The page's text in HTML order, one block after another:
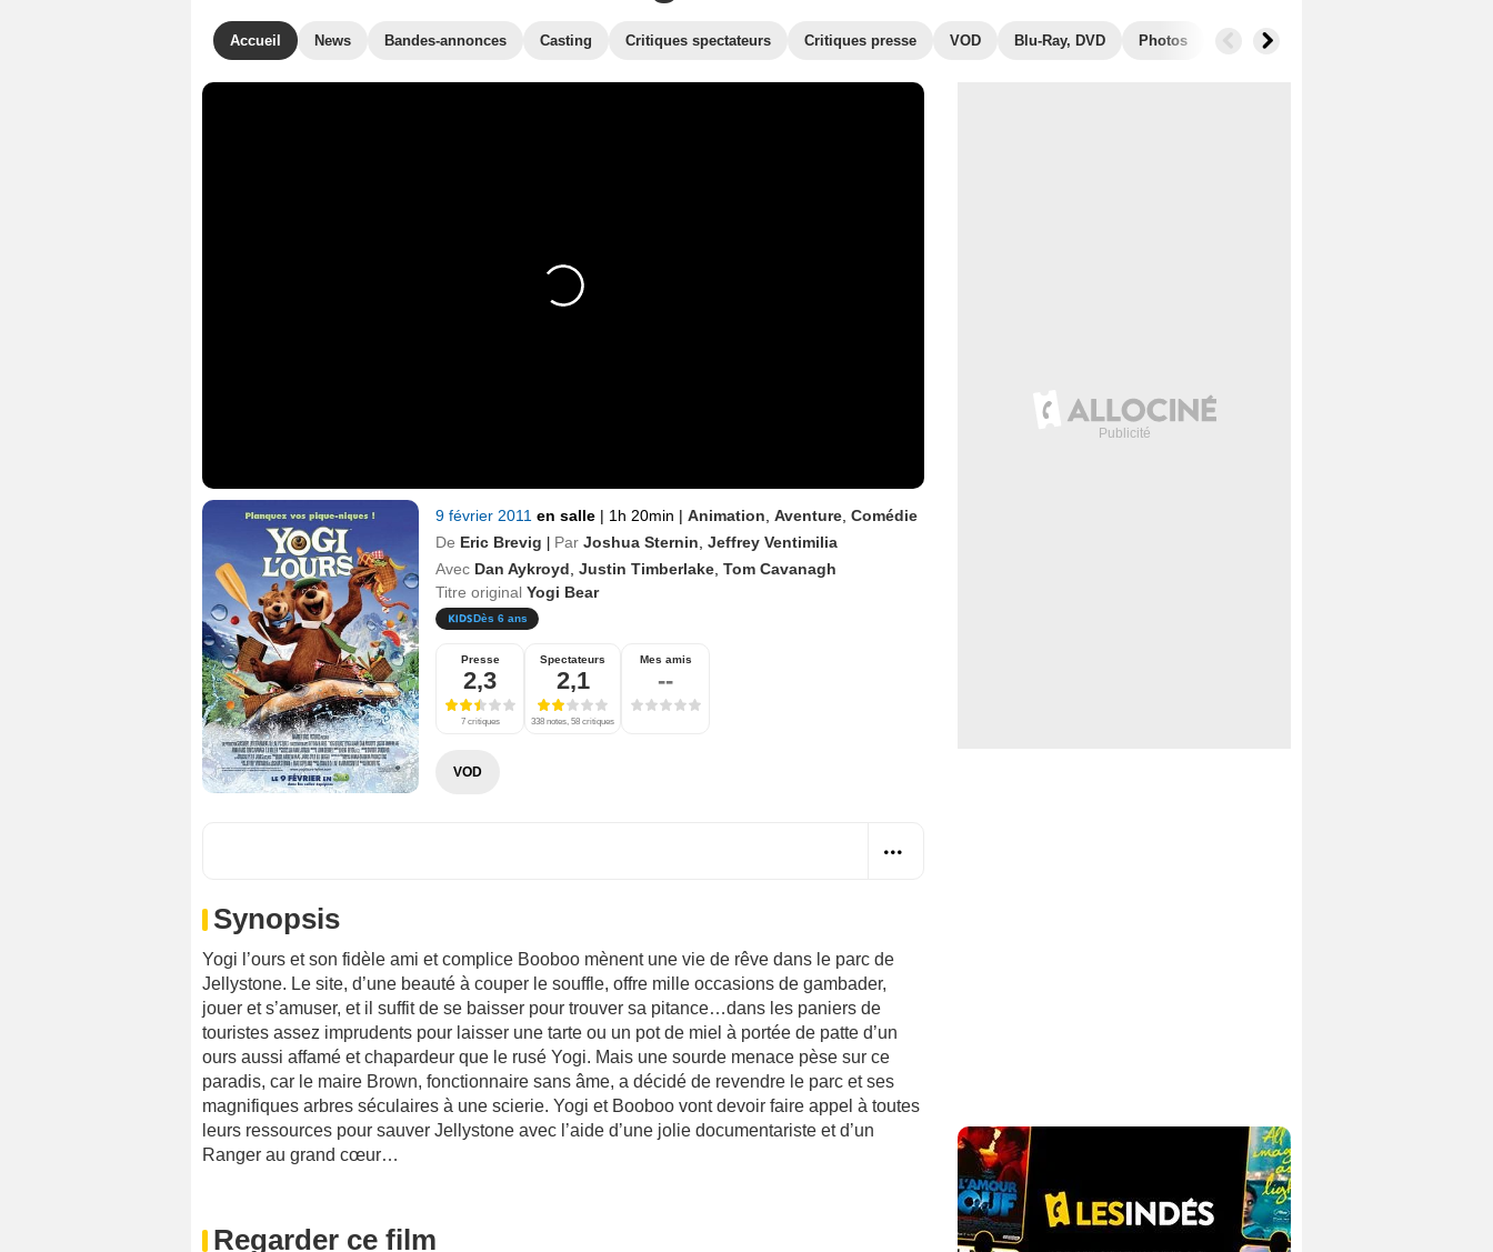
Accueil News Bandes-annonces Casting Critiques spectateurs Critiques presse VOD Blu-Ray, DVD Photos Secrets de tournage
9 février 2011 en salle | 1h 20min | Animation Aventure Comédie
De Eric Brevig | Par Joshua Sternin Jeffrey Ventimilia
Avec Dan Aykroyd Justin Timberlake Tom Cavanagh
Titre original Yogi Bear
Dès 6 ans
Presse
2,3
7 critiques
Spectateurs
2,1
338 notes, 58 critiques
Mes amis
--
VOD
Synopsis
Yogi l’ours et son fidèle ami et complice Booboo mènent une vie de rêve dans le parc de
Jellystone. Le site, d’une beauté à couper le souffle, offre mille occasions de gambader,
jouer et s’amuser, et il suffit de se baisser pour trouver sa pitance…dans les paniers de
touristes assez imprudents pour laisser une tarte ou un pot de miel à portée de patte d’un
ours aussi affamé et chapardeur que le rusé Yogi. Mais une sourde menace pèse sur ce
paradis, car le maire Brown, fonctionnaire sans âme, a décidé de revendre le parc et ses
magnifiques arbres séculaires à une scierie. Yogi et Booboo vont devoir faire appel à toutes
leurs ressources pour sauver Jellystone avec l’aide d’une jolie documentariste et d’un
Ranger au grand cœur…
Regarder ce film